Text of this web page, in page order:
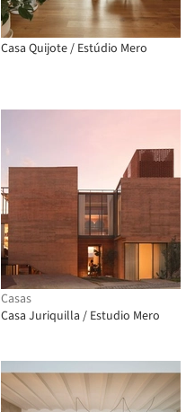
Casa Quijote / Estúdio Mero
Casas
Casa Juriquilla / Estudio Mero